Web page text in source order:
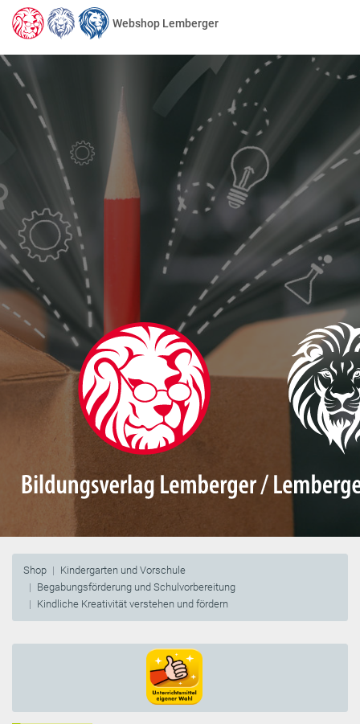
Webshop Lemberger
Shop
Kindergarten und Vorschule
Begabungsförderung und Schulvorbereitung
Kindliche Kreativität verstehen und fördern